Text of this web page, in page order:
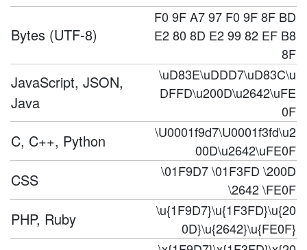
Bytes (UTF-8)
F0 9F A7 97 F0 9F 8F BD
E2 80 8D E2 99 82 EF B8
8F
JavaScript, JSON,
Java
\uD83E\uDDD7\uD83C\u
DFFD\u200D\u2642\uFE
0F
C, C++, Python
\U0001f9d7\U0001f3fd\u2
00D\u2642\uFE0F
CSS
\01F9D7 \01F3FD \200D
\2642 \FE0F
PHP, Ruby
\u{1F9D7}\u{1F3FD}\u{20
0D}\u{2642}\u{FE0F}